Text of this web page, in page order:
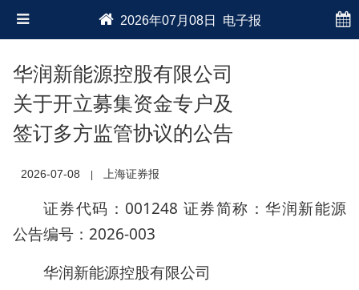
2026年07月08日 电子报
华润新能源控股有限公司
关于开立募集资金专户及
签订多方监管协议的公告
2026-07-08 上海证券报
证券代码：001248 证券简称：华润新能源
公告编号：2026-003
华润新能源控股有限公司